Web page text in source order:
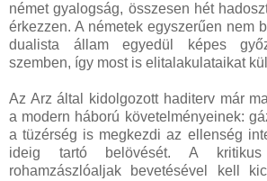
német gyalogság, összesen hét
érkezzen. A németek egyszerűen nem
dualista állam egyedül képes
szemben, így most is elitalakulataikat
Az Arz által kidolgozott haditerv már
a modern háború követelményeinek:
a tüzérség is megkezdi az ellenség
ideig tartó belövését. A kritikus
rohamzászlóaljak bevetésével kell